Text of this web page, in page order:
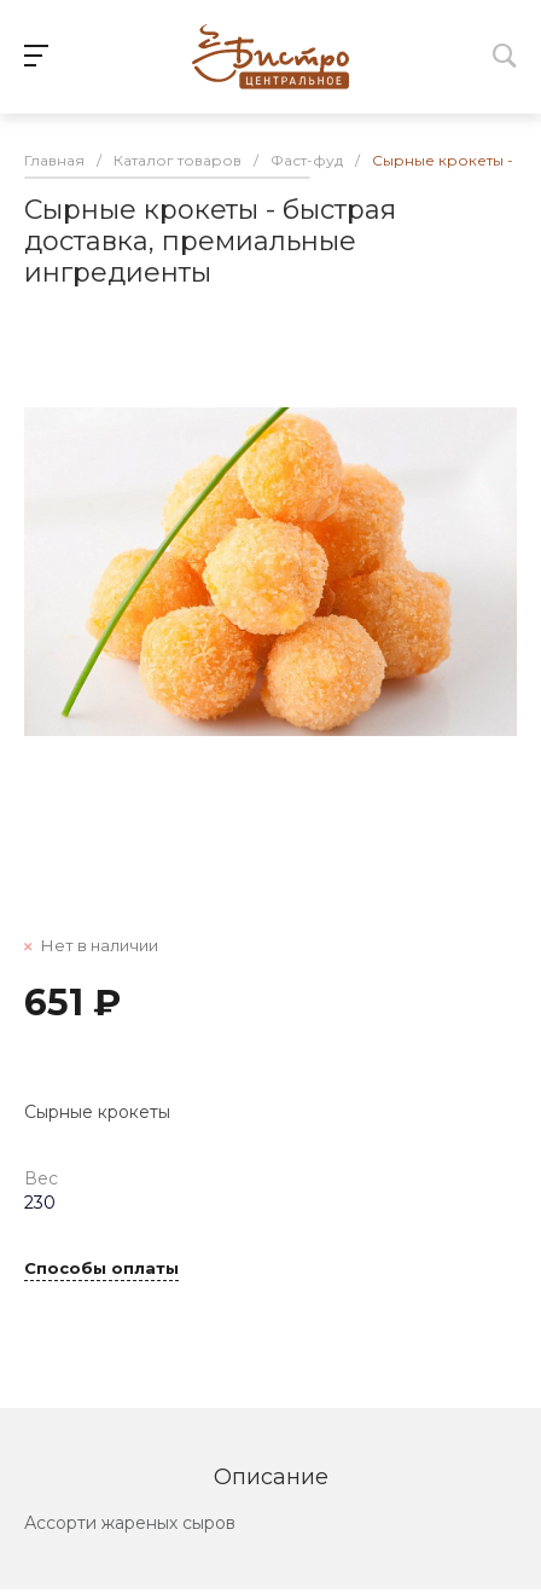
Главная / Каталог товаров / Фаст-фуд / Сырные крокеты -
Сырные крокеты - быстрая
доставка, премиальные
ингредиенты
Нет в наличии
651 ₽
Сырные крокеты
Вес
230
Способы оплаты
Описание
Ассорти жареных сыров